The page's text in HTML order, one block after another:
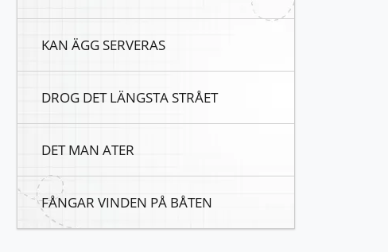
KAN ÄGG SERVERAS
DROG DET LÄNGSTA STRÅET
DET MAN ATER
FÅNGAR VINDEN PÅ BÅTEN